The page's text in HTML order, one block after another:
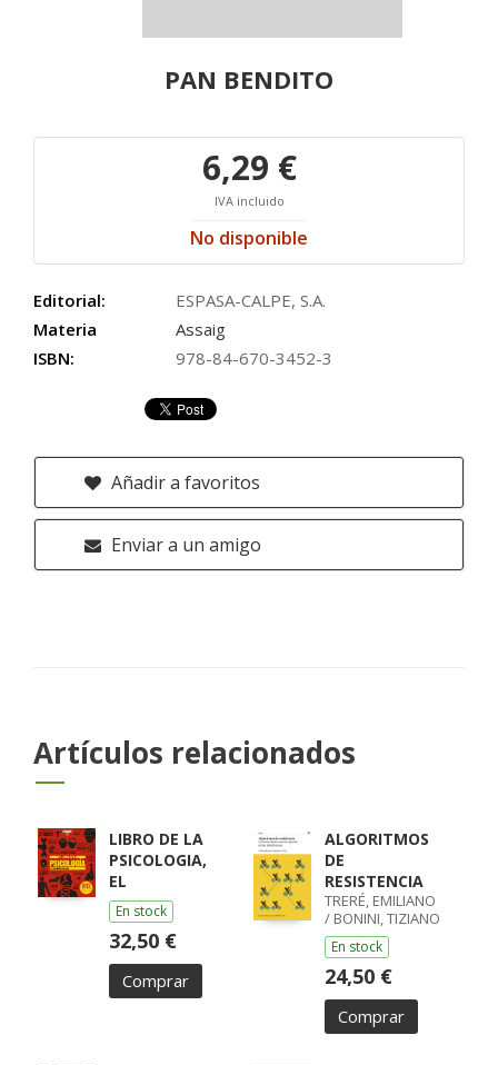
PAN BENDITO
6,29 €
IVA incluido
No disponible
Editorial:
ESPASA-CALPE, S.A.
Materia
Assaig
ISBN:
978-84-670-3452-3
Añadir a favoritos
Enviar a un amigo
Artículos relacionados
LIBRO DE LA
PSICOLOGIA,
EL
En stock
32,50 €
Comprar
ALGORITMOS
DE
RESISTENCIA
TRERÉ, EMILIANO
/ BONINI, TIZIANO
En stock
24,50 €
Comprar